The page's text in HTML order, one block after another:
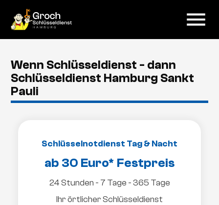
menu
Wenn Schlüsseldienst - dann
Schlüsseldienst Hamburg Sankt
Pauli
Schlüsselnotdienst Tag & Nacht
ab 30 Euro* Festpreis
24 Stunden - 7 Tage - 365 Tage
Ihr örtlicher Schlüsseldienst